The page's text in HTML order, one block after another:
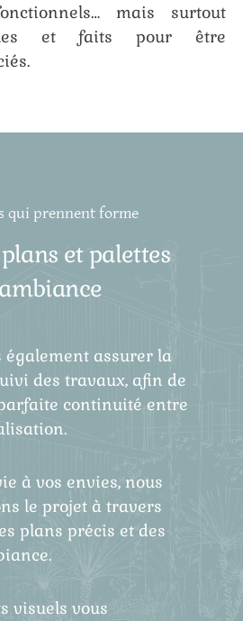
mais surtout
et faits pour être
qui prennent forme
et palettes
également assurer la
des travaux, afin de
continuité entre
à vos envies, nous
le projet à travers
plans précis et des
visuels vous